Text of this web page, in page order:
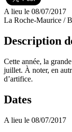
A lieu le 08/07/2017
La Roche-Maurice /
Description
Cette année, la
juillet. À noter, en
d’artifice.
Dates
A lieu le 08/07/2017